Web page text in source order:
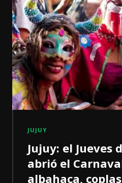
JUJUY
Jujuy: el Jueves
abrió el
albahaca,